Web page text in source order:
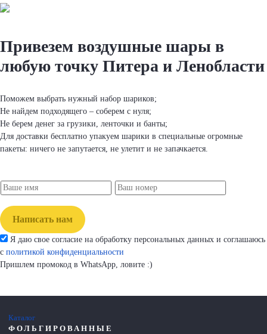
Привезем вoздушные шapы в
любую точку Питера и Ленобласти
Поможем выбрать нужный набор шapиков;
Не найдем подходящего – соберем с нуля;
Не берем денег за грузики, ленточки и банты;
Для доставки бесплатно упакуем шapики в специальные огромные
пакеты: ничего не запутается, не улетит и не запачкается.
Написать нам
Я даю свое согласие на обработку персональных данных и соглашаюсь
с политикой конфиденциальности
Пришлем промокод в WhatsApp, ловите :)
Каталог
ФОЛЬГИРОВАННЫЕ